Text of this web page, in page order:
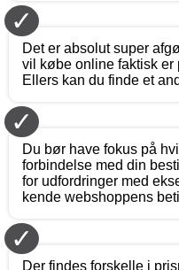
✓
Det er absolut super
vil købe online faktisk er
Ellers kan du finde et
✓
Du bør have fokus på
forbindelse med din
for udfordringer med
kende webshoppens
✓
Der findes forskelle i